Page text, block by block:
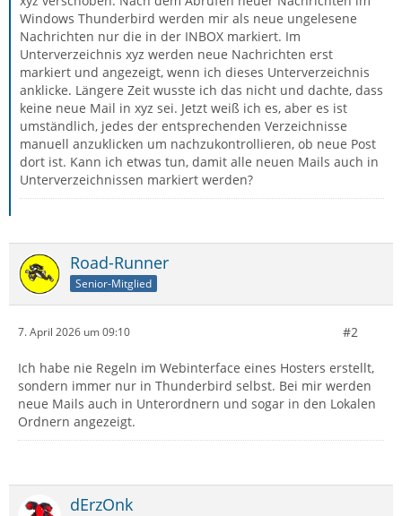
Windows Thunderbird werden mir als neue ungelesene
Nachrichten nur die in der INBOX markiert. Im
Unterverzeichnis xyz werden neue Nachrichten erst
markiert und angezeigt, wenn ich dieses Unterverzeichnis
anklicke. Längere Zeit wusste ich das nicht und dachte, dass
keine neue Mail in xyz sei. Jetzt weiß ich es, aber es ist
umständlich, jedes der entsprechenden Verzeichnisse
manuell anzuklicken um nachzukontrollieren, ob neue Post
dort ist. Kann ich etwas tun, damit alle neuen Mails auch in
Unterverzeichnissen markiert werden?
Road-Runner
Senior-Mitglied
7. April 2026 um 09:10 #2
Ich habe nie Regeln im Webinterface eines Hosters erstellt,
sondern immer nur in Thunderbird selbst. Bei mir werden
neue Mails auch in Unterordnern und sogar in den Lokalen
Ordnern angezeigt.
dErzOnk